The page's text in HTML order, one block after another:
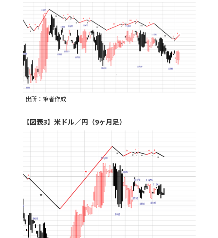
出所：筆者作成
【図表3】米ドル／円（9ヶ月足）